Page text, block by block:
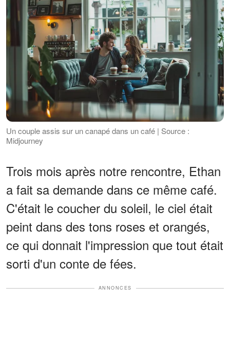
Un couple assis sur un canapé dans un café | Source :
Midjourney
Trois mois après notre rencontre, Ethan
a fait sa demande dans ce même café.
C'était le coucher du soleil, le ciel était
peint dans des tons roses et orangés,
ce qui donnait l'impression que tout était
sorti d'un conte de fées.
ANNONCES